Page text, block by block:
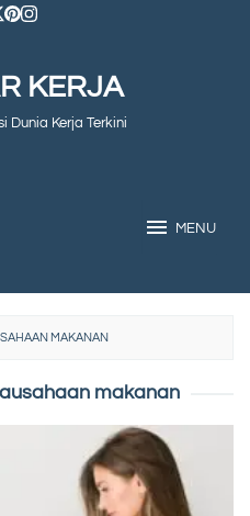
KERJA
Dunia Kerja Terkini
MENU
MAKANAN
makanan